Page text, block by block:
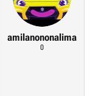
amilanononalima
0